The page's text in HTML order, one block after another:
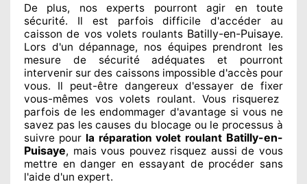
De plus, nos experts pourront agir en toute
sécurité. Il est parfois difficile d'accéder au
caisson de vos volets roulants Batilly-en-Puisaye.
Lors d'un dépannage, nos équipesprendront les
mesure de sécuritéadéquates et pourront
intervenir sur des caissons impossible d'accès pour
vous. Il peut-être dangereux d'essayer de fixer
vous-mêmes vos volets roulant. Vous risquerez
parfois de les endommager d'avantage si vous ne
savez pas les causes du blocage ou le processus à
suivre pour la réparation volet roulant Batilly-en-
Puisaye, mais vous pouvez risquez aussi de vous
mettre en danger en essayant de procéder sans
l'aide d'un expert.